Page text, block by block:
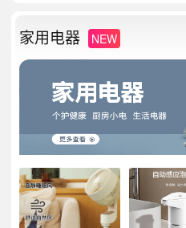
家用电器 NEW